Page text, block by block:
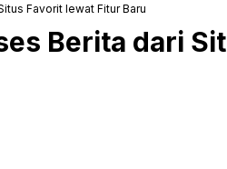
Favorit lewat Fitur Baru
Berita dari